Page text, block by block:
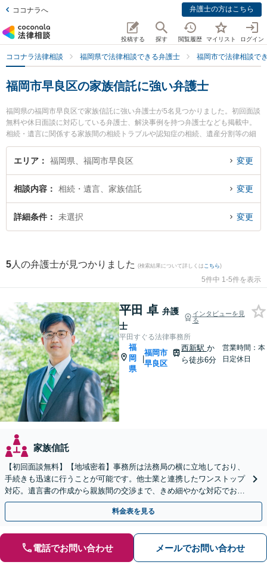
ココナラへ 弁護士の方はこちら
投稿する 探す 閲覧履歴 マイリスト ログイン
ココナラ法律相談 福岡県で法律相談できる弁護士 福岡市で法律相談で
福岡市早良区の家族信託に強い弁護士
福岡県の福岡市早良区で家族信託に強い弁護士が5名見つかりました。初回面談
無料や休日面談に対応している弁護士、解決事例を持つ弁護士なども掲載中。
相続・遺言に関係する家族間の相続トラブルや認知症の相続、遺産分割等の細
かな分野での絞り込み検索もでき便利です。特に平田すぐる法律事務所の平田
卓弁護士や日の出総合法律事務所の下村 訓弘弁護士、福岡つむぎ法律事務所の
護士に相談したい』『家族信託のトラブル解決の実績豊富な近くの弁護士を検
索したい』『初回相談無料で家族信託を法律相談できる福岡市早良区内の弁護
士に相談予約したい』などでお困りの相談者さんにおすすめです。
エリア 福岡県、福岡市早良区 変更
相談内容 相続・遺言、家族信託 変更
詳細条件 未選択 変更
5 人の弁護士が見つかりました (検索結果について詳しくは こちら)
5件中 1-5件を表示
平田 卓 弁護
士
インタビューを見
る
平田すぐる法律事務所
福
岡
県
|
福岡市
早良区
西新駅 か
ら徒歩6分
営業時間：本
日定休日
家族信託
【初回面談無料】【地域密着】事務所は法務局の横に立地しており、
手続きも迅速に行うことが可能です。他士業と連携したワンストップ
対応。遺言書の作成から親族間の交渉まで、きめ細やかな対応でお手
伝いいたします。【メール24時間受付】
料金表を見る
電話でお問い合わせ メールでお問い合わせ